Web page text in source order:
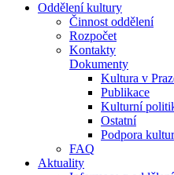
Oddělení kultury
Činnost oddělení
Rozpočet
Kontakty
Dokumenty
Kultura v
Publikace
Kulturní
Ostatní
Podpora
FAQ
Aktuality